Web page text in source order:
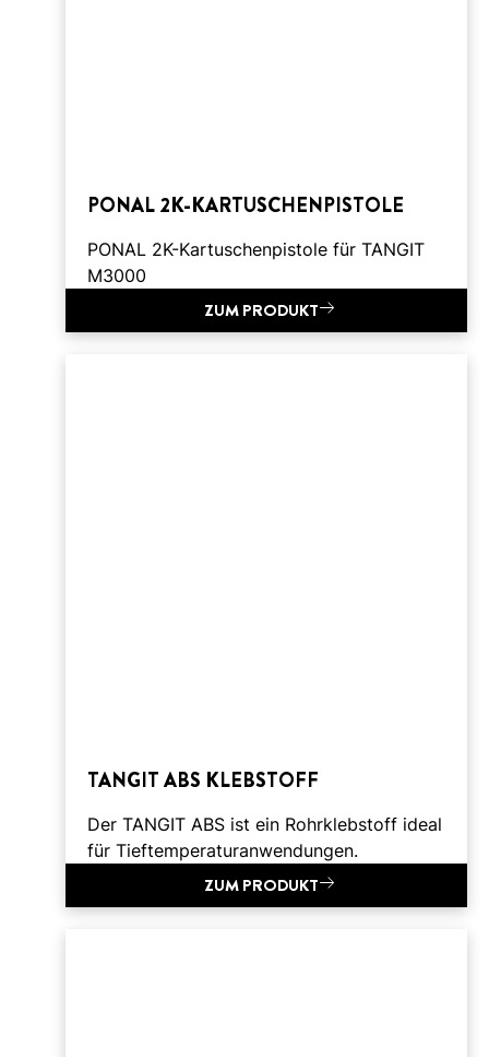
PONAL 2K-KARTUSCHENPISTOLE
PONAL 2K-Kartuschenpistole für TANGIT
M3000
ZUM PRODUKT
TANGIT ABS KLEBSTOFF
Der TANGIT ABS ist ein Rohrklebstoff ideal
für Tieftemperaturanwendungen.
ZUM PRODUKT